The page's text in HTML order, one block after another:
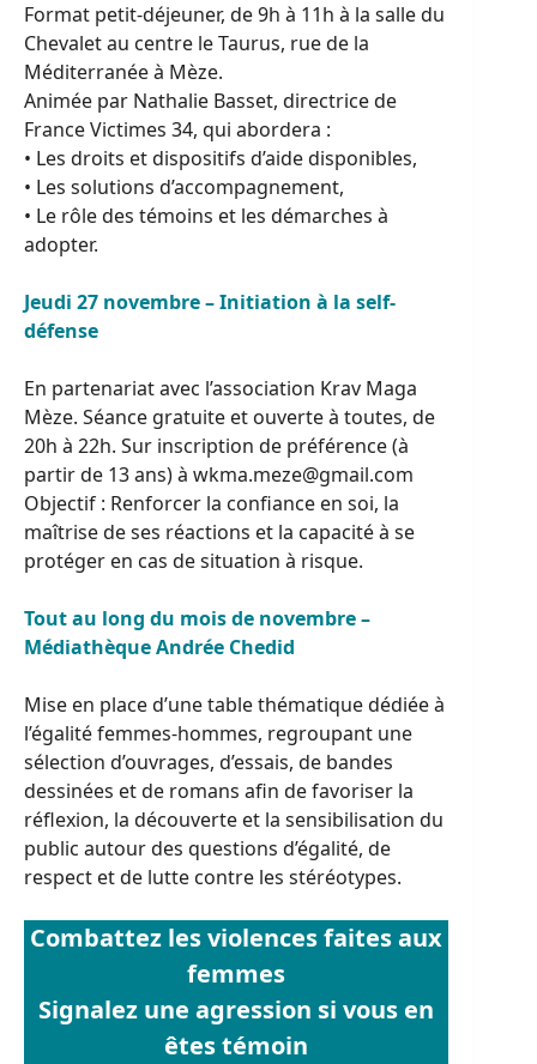
Format petit-déjeuner, de 9h à 11h à la salle du
Chevalet au centre le Taurus, rue de la
Méditerranée à Mèze.
Animée par Nathalie Basset, directrice de
France Victimes 34, qui abordera :
• Les droits et dispositifs d’aide disponibles,
• Les solutions d’accompagnement,
• Le rôle des témoins et les démarches à
adopter.
Jeudi 27 novembre – Initiation à la self-
défense
En partenariat avec l’association Krav Maga
Mèze. Séance gratuite et ouverte à toutes, de
20h à 22h. Sur inscription de préférence (à
partir de 13 ans) à wkma.meze@gmail.com
Objectif : Renforcer la confiance en soi, la
maîtrise de ses réactions et la capacité à se
protéger en cas de situation à risque.
Tout au long du mois de novembre –
Médiathèque Andrée Chedid
Mise en place d’une table thématique dédiée à
l’égalité femmes-hommes, regroupant une
sélection d’ouvrages, d’essais, de bandes
dessinées et de romans afin de favoriser la
réflexion, la découverte et la sensibilisation du
public autour des questions d’égalité, de
respect et de lutte contre les stéréotypes.
Combattez les violences faites aux
femmes
Signalez une agression si vous en
êtes témoin